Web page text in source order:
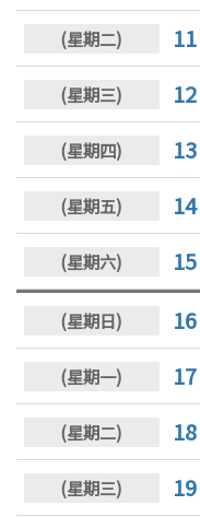
11
12
13
14
15
16
17
18
19